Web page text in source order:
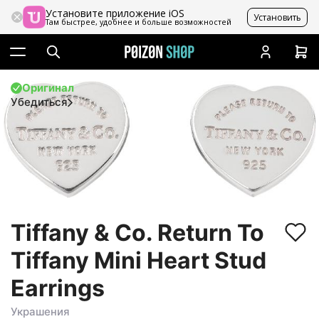
Установите приложение iOS
Там быстрее, удобнее и больше возможностей Установить
Оригинал
Убедиться
Tiffany & Co. Return To
Tiffany Mini Heart Stud
Earrings
Украшения